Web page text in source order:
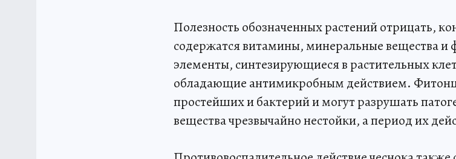
Полезность обозначенных растений отрицать,
содержатся витамины, минеральные вещества
элементы, синтезирующиеся в растительных
обладающие антимикробным действием.
простейших и бактерий и могут разрушать
вещества чрезвычайно нестойки, а период их